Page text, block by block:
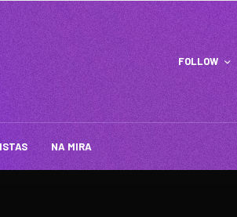
FOLLOW
NA MIRA